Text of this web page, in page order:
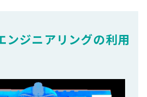
ンジニアリングの利用